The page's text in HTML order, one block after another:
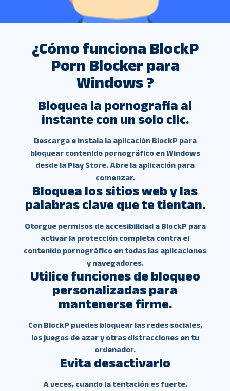
¿Cómo funciona BlockP
Porn Blocker para
Windows ?
Bloquea la pornografía al
instante con un solo clic.
Descarga e instala la aplicación BlockP para
bloquear contenido pornográfico en Windows
desde la Play Store. Abre la aplicación para
comenzar.
Bloquea los sitios web y las
palabras clave que te tientan.
Otorgue permisos de accesibilidad a BlockP para
activar la protección completa contra el
contenido pornográfico en todas las aplicaciones
y navegadores.
Utilice funciones de bloqueo
personalizadas para
mantenerse firme.
Con BlockP puedes bloquear las redes sociales,
los juegos de azar y otras distracciones en tu
ordenador.
Evita desactivarlo
A veces, cuando la tentación es fuerte,